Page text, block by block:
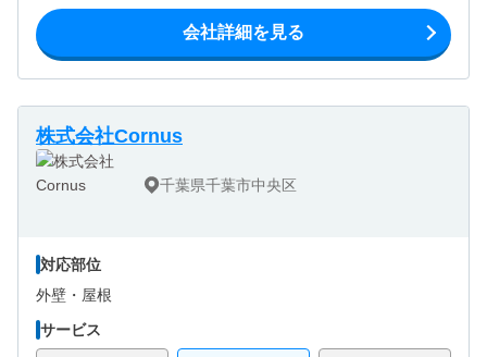
会社詳細を見る
株式会社Cornus
千葉県千葉市中央区
対応部位
外壁・ 屋根
サービス